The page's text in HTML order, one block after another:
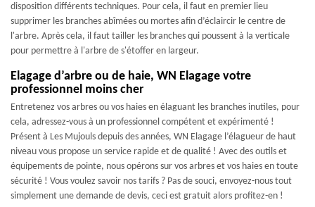
disposition différents techniques. Pour cela, il faut en premier lieu
supprimer les branches abîmées ou mortes afin d’éclaircir le centre de
l'arbre. Après cela, il faut tailler les branches qui poussent à la verticale
pour permettre à l'arbre de s'étoffer en largeur.
Elagage d’arbre ou de haie, WN Elagage votre
professionnel moins cher
Entretenez vos arbres ou vos haies en élaguant les branches inutiles, pour
cela, adressez-vous à un professionnel compétent et expérimenté !
Présent à Les Mujouls depuis des années, WN Elagage l’élagueur de haut
niveau vous propose un service rapide et de qualité ! Avec des outils et
équipements de pointe, nous opérons sur vos arbres et vos haies en toute
sécurité ! Vous voulez savoir nos tarifs ? Pas de souci, envoyez-nous tout
simplement une demande de devis, ceci est gratuit alors profitez-en !